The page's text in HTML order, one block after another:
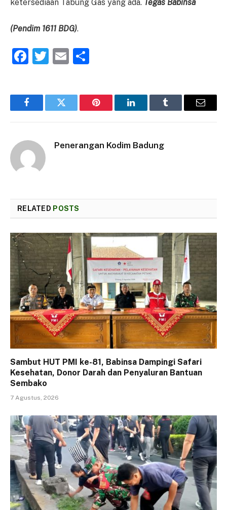
ketersediaan Tabung Gas yang ada. Tegas Babinsa
(Pendim 1611 BDG).
Facebook
Twitter
Email
FacebookTwitter Pinterest LinkedInTumblr Email
Penerangan Kodim Badung
RELATED POSTS
Sambut HUT PMI ke-81, Babinsa Dampingi Safari
Kesehatan, Donor Darah dan Penyaluran Bantuan
Sembako
7 Agustus, 2026